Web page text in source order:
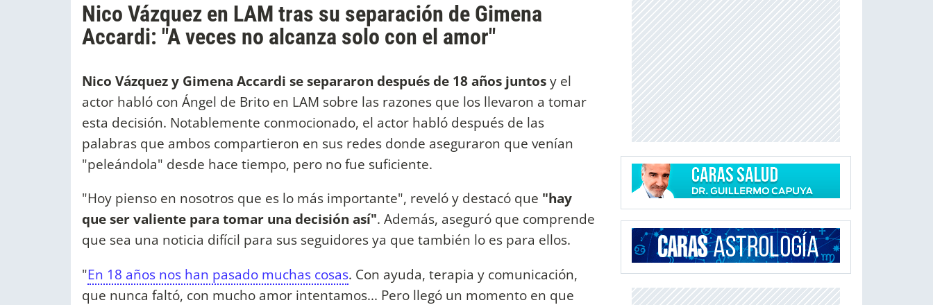
Nico Vázquez en LAM tras su separación de Gimena
Accardi: "A veces no alcanza solo con el amor"
Nico Vázquez y Gimena Accardi se separaron después de 18 años juntosy el
actor habló con Ángel de Brito en LAM sobre las razones que los llevaron a tomar
esta decisión. Notablemente conmocionado, el actor habló después de las
palabras que ambos compartieron en sus redes donde aseguraron que venían
"peleándola" desde hace tiempo, pero no fue suficiente.
"Hoy pienso en nosotros que es lo más importante", reveló y destacó que "hay
que ser valiente para tomar una decisión así". Además, aseguró que comprende
que sea una noticia difícil para sus seguidores ya que también lo es para ellos.
"En 18 años nos han pasado muchas cosas. Con ayuda, terapia y comunicación,
que nunca faltó, con mucho amor intentamos... Pero llegó un momento en que